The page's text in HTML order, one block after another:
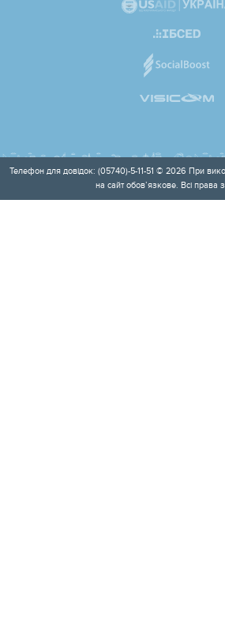
Телефон для довідок: (05740)-5-11-51 © 2026 При
на сайт обов’язкове. Всі права